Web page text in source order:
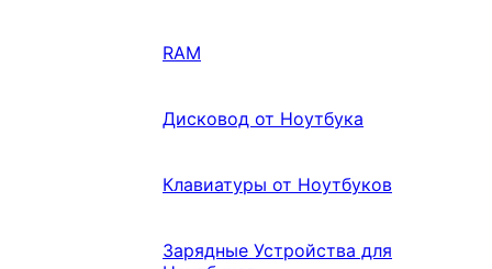
RAM
Дисковод от Ноутбука
Клавиатуры от Ноутбуков
Зарядные Устройства для